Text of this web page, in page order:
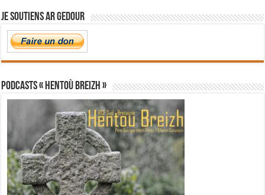
Je soutiens Ar Gedour
PODCASTS « Hentoù Breizh »